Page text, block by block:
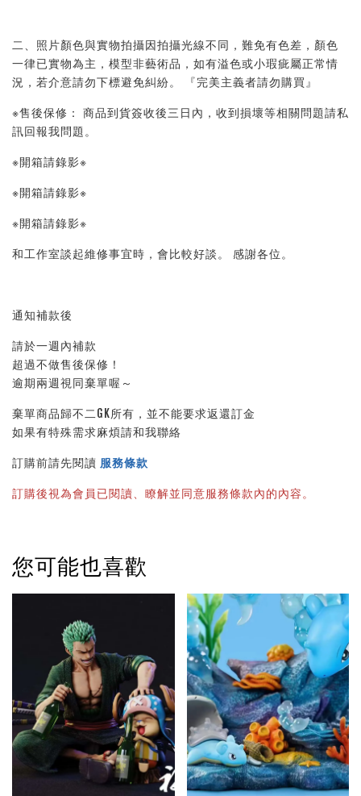
二、照片顏色與實物拍攝因拍攝光線不同，難免有色差，顏色
一律已實物為主，模型非藝術品，如有溢色或小瑕疵屬正常情
況，若介意請勿下標避免糾紛。 『完美主義者請勿購買』
※售後保修： 商品到貨簽收後三日內，收到損壞等相關問題請私
訊回報我問題。
※開箱請錄影※
※開箱請錄影※
※開箱請錄影※
和工作室談起維修事宜時，會比較好談。 感謝各位。
通知補款後
請於一週內補款
超過不做售後保修！
逾期兩週視同棄單喔～
棄單商品歸不二GK所有，並不能要求返還訂金
如果有特殊需求麻煩請和我聯絡
訂購前請先閱讀 服務條款
訂購後視為會員已閱讀、瞭解並同意服務條款內的內容。
您可能也喜歡